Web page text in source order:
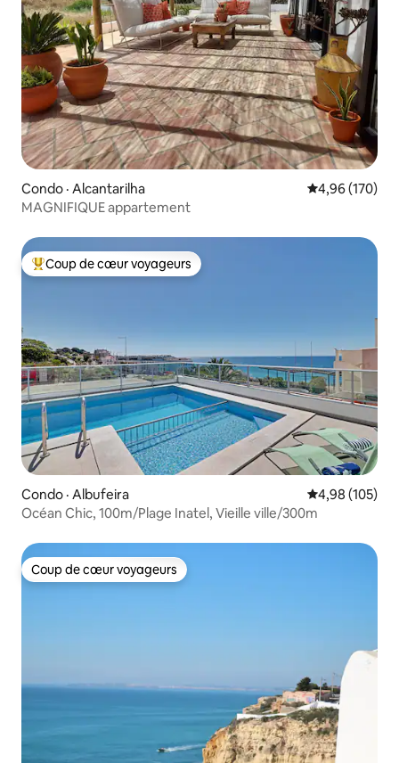
Condo · Alcantarilha Note
4,96 (170)
MAGNIFIQUE appartement
Coup de cœur voyageurs parmi les plus aimés
Coup de cœur voyageurs
Condo · Albufeira Note
4,98 (105)
Océan Chic, 100m/Plage Inatel, Vieille ville/300m
Coup de cœur voyageurs
Coup de cœur voyageurs